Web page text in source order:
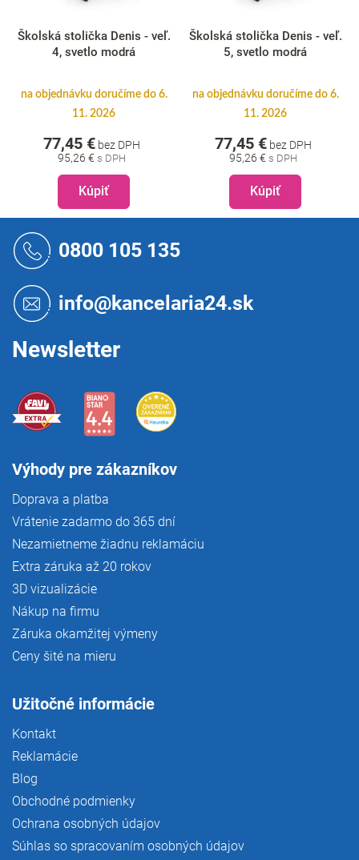
Školská stolička Denis - veľ.
4, svetlo modrá
na objednávku doručíme do 6.
11. 2026
95,26 €
77,45 € bez DPH
Kúpiť
Školská stolička Denis - veľ.
5, svetlo modrá
na objednávku doručíme do 6.
11. 2026
95,26 €
77,45 € bez DPH
Kúpiť
0800 105 135
info@kancelaria24.sk
Newsletter
Výhody pre zákazníkov
Doprava a platba
Vrátenie zadarmo do 365 dní
Nezamietneme žiadnu reklamáciu
Extra záruka až 20 rokov
3D vizualizácie
Nákup na firmu
Záruka okamžitej výmeny
Ceny šité na mieru
Užitočné informácie
Kontakt
Reklamácie
Blog
Obchodné podmienky
Ochrana osobných údajov
Súhlas so spracovaním osobných údajov